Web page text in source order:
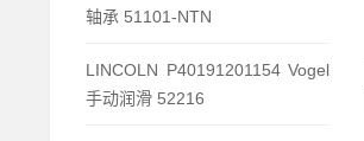
轴承 51101-NTN
LINCOLN P40191201154 Vogel
手动润滑 52216